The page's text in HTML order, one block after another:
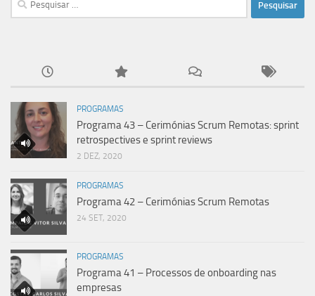
por:
PROGRAMAS
Programa 43 – Cerimónias Scrum Remotas: sprint
retrospectives e sprint reviews
2 DEZ, 2020
PROGRAMAS
Programa 42 – Cerimónias Scrum Remotas
24 SET, 2020
PROGRAMAS
Programa 41 – Processos de onboarding nas
empresas